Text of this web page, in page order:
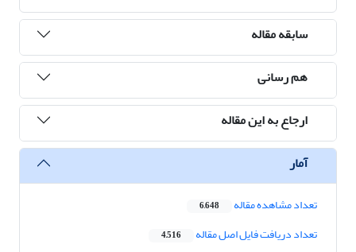
سابقه مقاله
هم رسانی
ارجاع به این مقاله
آمار
تعداد مشاهده مقاله 6,648
تعداد دریافت فایل اصل مقاله 4,516